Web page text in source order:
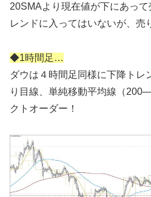
20SMAより現在値が下にあっ
レンドに入ってはいないが、売
◆1時間足…
ダウは４時間足同様に下降トレ
り目線、単純移動平均線（
クトオーダー！